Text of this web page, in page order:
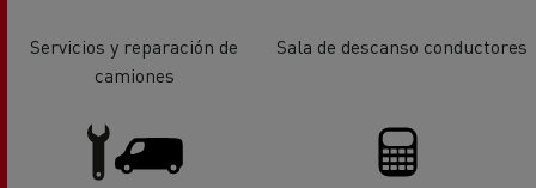
Servicios y reparación de
camiones
Sala de descanso conductores